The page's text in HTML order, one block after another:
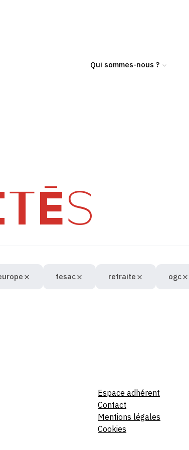
Qui sommes-nous ?
fesac retraite ogc
Espace adhérent
Contact
Mentions légales
Cookies